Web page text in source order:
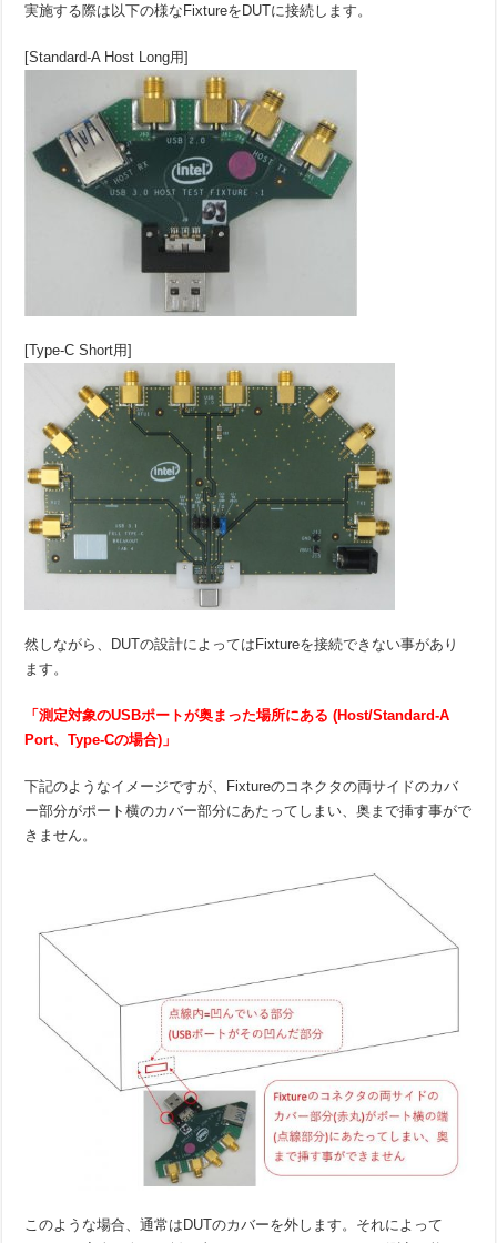
実施する際は以下の様なFixtureをDUTに接続します。
[Standard-A Host Long用]
[Type-C Short用]
然しながら、DUTの設計によってはFixtureを接続できない事があり
ます。
「測定対象のUSBポートが奥まった場所にある (Host/Standard-A
Port、Type-Cの場合)」
下記のようなイメージですが、Fixtureのコネクタの両サイドのカバ
ー部分がポート横のカバー部分にあたってしまい、奥まで挿す事がで
きません。
このような場合、通常はDUTのカバーを外します。それによって